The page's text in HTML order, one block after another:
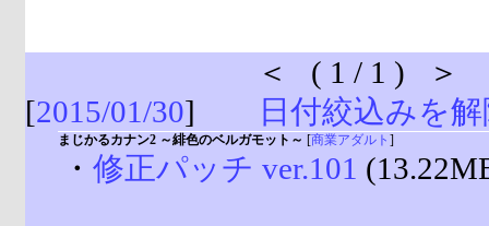
＜ ( 1 / 1 ) ＞
[2015/01/30] 日付絞込みを
まじかるカナン2 ～緋色のベルガモット～ [商業アダルト ]
・ 修正パッチ ver.101